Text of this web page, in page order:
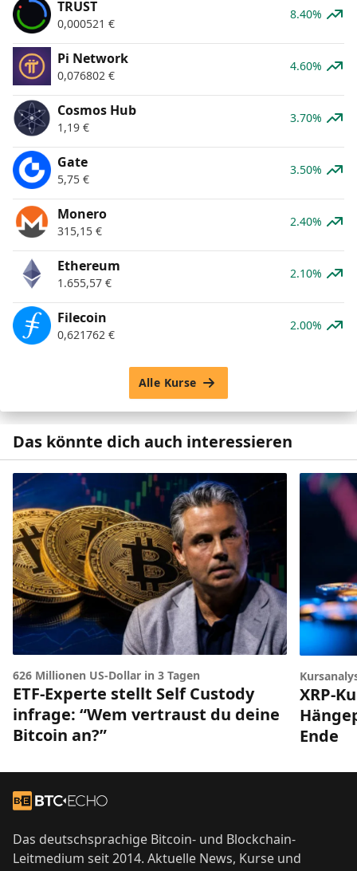
TRUST
0,000521 €
8.40%
Pi Network
0,076802 €
4.60%
Cosmos Hub
1,19 €
3.70%
Gate
5,75 €
3.50%
Monero
315,15 €
2.40%
Ethereum
1.655,57 €
2.10%
Filecoin
0,621762 €
2.00%
Alle Kurse
Das könnte dich auch interessieren
626 Millionen US-Dollar in 3 Tagen
ETF-Experte stellt Self Custody
infrage: “Wem vertraust du deine
Bitcoin an?”
XRP-
Ende
Zur Startseite
Das deutschsprachige Bitcoin- und Blockchain-
Leitmedium seit 2014. Aktuelle News, Kurse und